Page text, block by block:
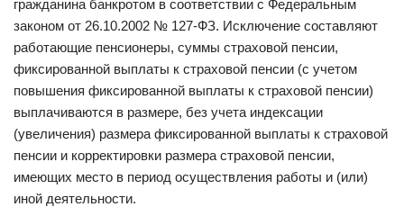
гражданина банкротом в соответствии с Федеральным
законом от 26.10.2002 № 127-ФЗ. Исключение составляют
работающие пенсионеры, суммы страховой пенсии,
фиксированной выплаты к страховой пенсии (с учетом
повышения фиксированной выплаты к страховой пенсии)
выплачиваются в размере, без учета индексации
(увеличения) размера фиксированной выплаты к страховой
пенсии и корректировки размера страховой пенсии,
имеющих место в период осуществления работы и (или)
иной деятельности.